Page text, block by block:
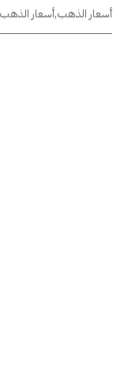
أسعار الذهب,أسعار